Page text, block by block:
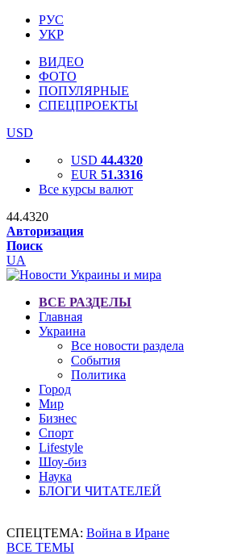
РУС
УКР
ВИДЕО
ФОТО
ПОПУЛЯРНЫЕ
СПЕЦПРОЕКТЫ
USD
USD 44.4320
EUR 51.3316
Все курсы валют
44.4320
Авторизация
Поиск
UA
ВСЕ РАЗДЕЛЫ
Главная
Украина
Все новости раздела
События
Политика
Город
Мир
Бизнес
Спорт
Lifestyle
Шоу-биз
Наука
БЛОГИ ЧИТАТЕЛЕЙ
СПЕЦТЕМА: Война в Иране
ВСЕ ТЕМЫ